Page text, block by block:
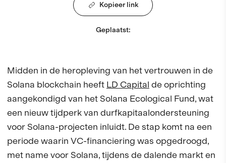
Kopieer link
Geplaatst:
Midden in de heropleving van het vertrouwen in de
Solana blockchain heeft LD Capital de oprichting
aangekondigd van het Solana Ecological Fund, wat
een nieuw tijdperk van durfkapitaalondersteuning
voor Solana-projecten inluidt. De stap komt na een
periode waarin VC-financiering was opgedroogd,
met name voor Solana, tijdens de dalende markt en